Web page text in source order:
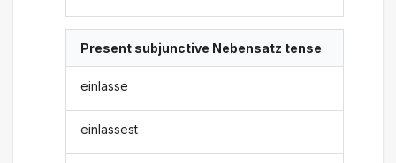
Present subjunctive Nebensatz tense
einlasse
einlassest